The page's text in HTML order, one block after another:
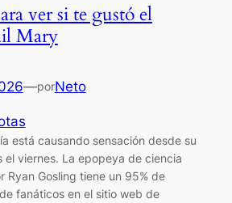
ver si te gustó el
Mary
—porNeto
está causando sensación desde su
el viernes. La epopeya de ciencia
Ryan Gosling tiene un 95% de
fanáticos en el sitio web de